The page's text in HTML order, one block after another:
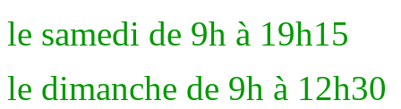
le samedi de 9h à 19h15
le dimanche de 9h à 12h30